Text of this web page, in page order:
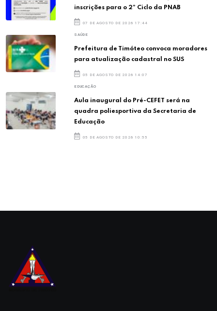
inscrições para o 2º Ciclo da PNAB
07 DE AGOSTO DE 2026 17:44
SAÚDE
Prefeitura de Timóteo convoca moradores
para atualização cadastral no SUS
05 DE AGOSTO DE 2026 14:07
EDUCAÇÃO
Aula inaugural do Pré-CEFET será na
quadra poliesportiva da Secretaria de
Educação
05 DE AGOSTO DE 2026 10:55